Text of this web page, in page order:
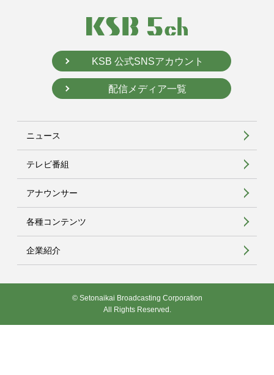
KSB 公式SNSアカウント
配信メディア一覧
ニュース
テレビ番組
アナウンサー
各種コンテンツ
企業紹介
© Setonaikai Broadcasting Corporation
All Rights Reserved.